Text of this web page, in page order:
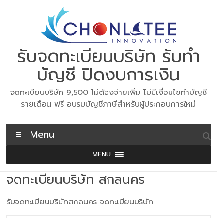
รับจดทะเบียนบริษัท รับทำ
บัญชี ปิดงบการเงิน
จดทะเบียนบริษัท 9,500 ไม่ต้องจ่ายเพิ่ม ไม่มีเงื่อนไขทำบัญชี
รายเดือน ฟรี อบรมบัญชีภาษีสำหรับผู้ประกอบการใหม่
Menu
MENU
จดทะเบียนบริษัท สกลนคร
รับจดทะเบียนบริษัทสกลนคร จดทะเบียนบริษัท